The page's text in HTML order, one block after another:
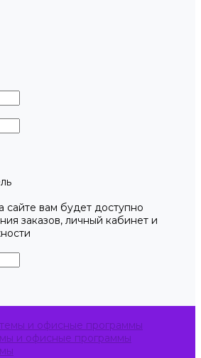
сайте вам будет доступно
заказов, личный кабинет и
и офисные программы